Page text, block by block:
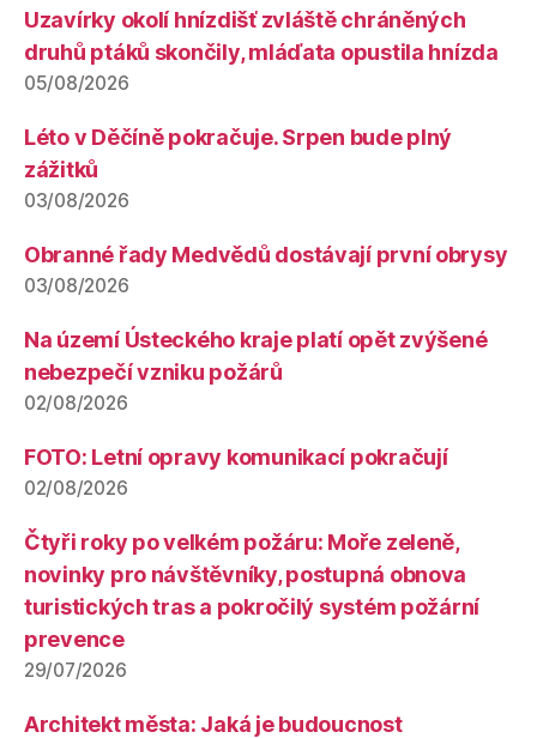
Uzavírky okolí hnízdišť zvláště chráněných
druhů ptáků skončily, mláďata opustila hnízda
05/08/2026
Léto v Děčíně pokračuje. Srpen bude plný
zážitků
03/08/2026
Obranné řady Medvědů dostávají první obrysy
03/08/2026
Na území Ústeckého kraje platí opět zvýšené
nebezpečí vzniku požárů
02/08/2026
FOTO: Letní opravy komunikací pokračují
02/08/2026
Čtyři roky po velkém požáru: Moře zeleně,
novinky pro návštěvníky, postupná obnova
turistických tras a pokročilý systém požární
prevence
29/07/2026
Architekt města: Jaká je budoucnost